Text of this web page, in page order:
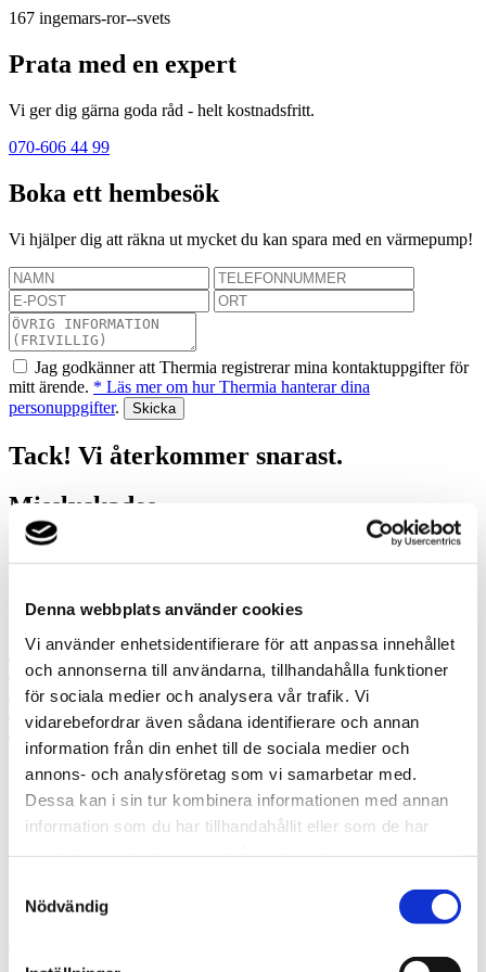
Denna webbplats använder cookies
Vi använder enhetsidentifierare för att anpassa innehållet
och annonserna till användarna, tillhandahålla funktioner
för sociala medier och analysera vår trafik. Vi
vidarebefordrar även sådana identifierare och annan
information från din enhet till de sociala medier och
annons- och analysföretag som vi samarbetar med.
Dessa kan i sin tur kombinera informationen med annan
information som du har tillhandahållit eller som de har
Nödvändig
167 ingemars-ror--svets
Prata med en expert
Vi ger dig gärna goda råd - helt kostnadsfritt.
070-606 44 99
Boka ett hembesök
Vi hjälper dig att räkna ut mycket du kan spara med en värmepump!
Jag godkänner att Thermia registrerar mina kontaktuppgifter för
mitt ärende. * Läs mer om hur Thermia hanterar dina
personuppgifter.
Tack! Vi återkommer snarast.
Misslyckades
Ring oss
Ring oss om du har några frågor!
070-606 44 99
Begär offert
Kontakta mig
Boka hembesök
Prata med en expert
Kontakta mig
Boka hembesök